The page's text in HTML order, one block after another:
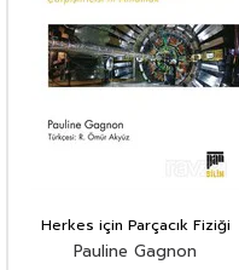
Herkes için Parçacık Fiziği
Pauline Gagnon